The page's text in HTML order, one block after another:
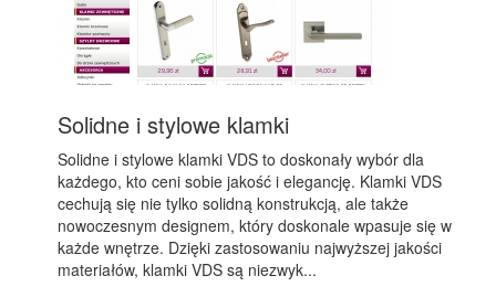
Solidne i stylowe klamki
Solidne i stylowe klamki VDS to doskonały wybór dla
każdego, kto ceni sobie jakość i elegancję. Klamki VDS
cechują się nie tylko solidną konstrukcją, ale także
nowoczesnym designem, który doskonale wpasuje się w
każde wnętrze. Dzięki zastosowaniu najwyższej jakości
materiałów, klamki VDS są niezwyk...